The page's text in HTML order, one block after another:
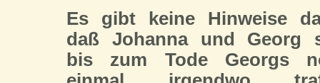
Es gibt keine Hinweise
daß Johanna und Georg
bis zum Tode Georgs